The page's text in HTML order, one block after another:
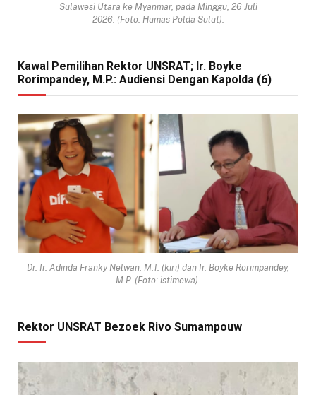
Sulawesi Utara ke Myanmar, pada Minggu, 26 Juli
2026. (Foto: Humas Polda Sulut).
Kawal Pemilihan Rektor UNSRAT; Ir. Boyke
Rorimpandey, M.P.: Audiensi Dengan Kapolda (6)
Dr. Ir. Adinda Franky Nelwan, M.T. (kiri) dan Ir. Boyke Rorimpandey,
M.P. (Foto: istimewa).
Rektor UNSRAT Bezoek Rivo Sumampouw